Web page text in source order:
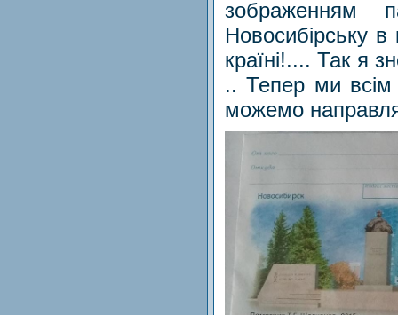
зображенням
Новосибірську в
країні!.... Так я
.. Тепер ми всім
можемо